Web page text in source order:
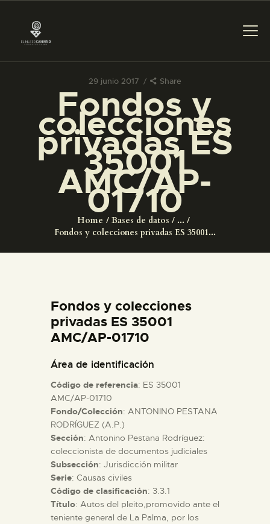
29 junio 2017 Share
Fondos y
colecciones
privadas ES
35001
AMC/AP-
01710
Home Bases de datos
...
Fondos y colecciones privadas ES 35001...
PREPARAR LA VISITA
ACTIVIDADES
█
EL MUSEO
ESPAÑOL
ACTIVIDADES
█
EL MUSEO
COLECCIONES
Fondos y colecciones
privadas ES 35001
AMC/AP-01710
Área de identificación
Código de referencia: ES 35001
AMC/AP-01710
Fondo/Colección: ANTONINO PESTANA
RODRÍGUEZ (A.P.)
Sección: Antonino Pestana Rodríguez:
coleccionista de documentos judiciales
Subsección: Jurisdicción militar
Serie: Causas civiles
Código de clasificación: 3.3.1
Título: Autos del pleito,promovido ante el
teniente general de La Palma, por los